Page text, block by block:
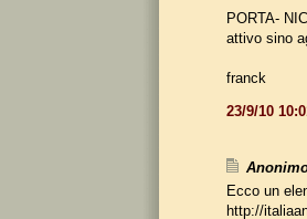
PORTA-
attivo sino
franck
23/9/10
Ecco un
http://